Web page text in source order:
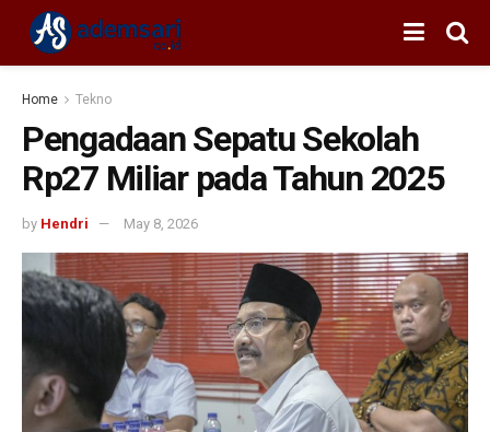
Home Tekno
Pengadaan Sepatu Sekolah
Rp27 Miliar pada Tahun 2025
by Hendri May 8, 2026